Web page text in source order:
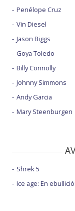
Penélope Cruz
Vin Diesel
Jason Biggs
Goya Toledo
Billy Connolly
Johnny Simmons
Andy Garcia
Mary Steenburgen
Shrek 5
Ice age: En